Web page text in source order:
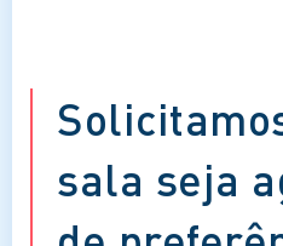
sala seja